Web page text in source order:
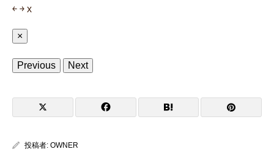
￩ ￫ x
×
Previous Next
投稿者: OWNER